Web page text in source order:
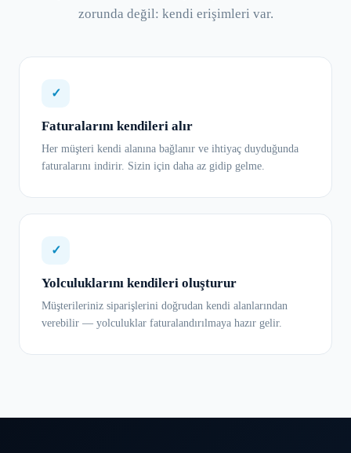
zorunda değil: kendi erişimleri var.
✓
Faturalarını kendileri alır
Her müşteri kendi alanına bağlanır ve ihtiyaç duyduğunda
faturalarını indirir. Sizin için daha az gidip gelme.
✓
Yolculuklarını kendileri oluşturur
Müşterileriniz siparişlerini doğrudan kendi alanlarından
verebilir — yolculuklar faturalandırılmaya hazır gelir.